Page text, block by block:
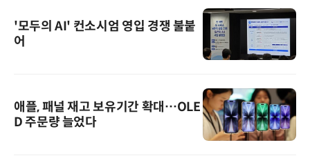
'모두의 AI' 컨소시엄 영입 경쟁 불붙
어
애플, 패널 재고 보유기간 확대…OLE
D 주문량 늘었다